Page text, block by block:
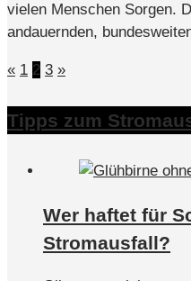
vielen Menschen Sorgen.
andauernden,
Seitennummerierung
der
Beiträge
« 1 2 3 »
Tipps zum
Wer haftet für
Stromausfall?